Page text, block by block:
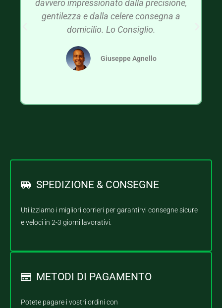
davvero impressionato dalla precisione,
gentilezza e dalla celere consegna a
domicilio. Lo Consiglio.
Giuseppe Agnello
SPEDIZIONE & CONSEGNE
Utilizziamo i migliori corrieri per garantirvi consegne sicure
e veloci in 2-3 giorni lavorativi.
METODI DI PAGAMENTO
Potete pagare i vostri ordini con